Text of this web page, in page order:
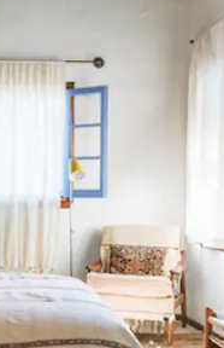
le bas pour les